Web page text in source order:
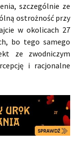
szczególnie ze
ostrożność przy
w okolicach 27
bo tego samego
ze zwodniczym
i racjonalne